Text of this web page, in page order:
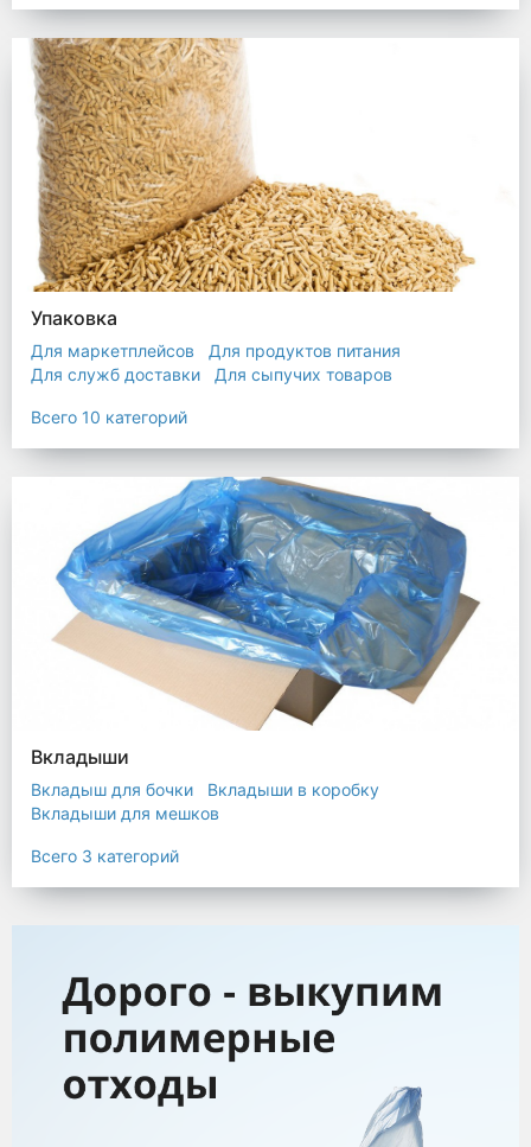
Упаковка
Для маркетплейсов
Для продуктов питания
Для служб доставки
Для сыпучих товаров
Промышленная упаковка
Прочая полиэтиленовая упаковка
Всего 10 категорий
Вкладыши
Вкладыш для бочки
Вкладыши в коробку
Вкладыши для мешков
Всего 3 категорий